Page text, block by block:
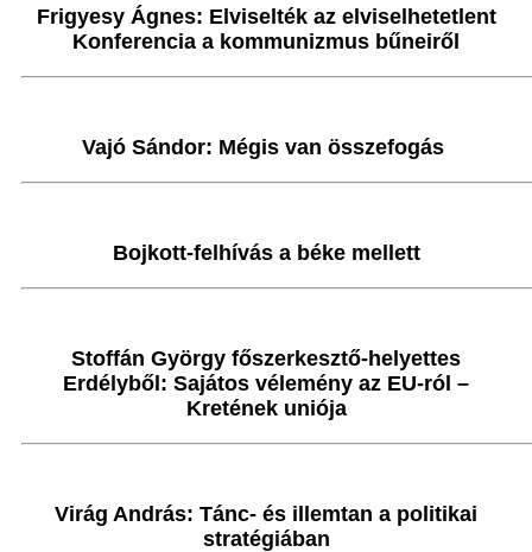
Frigyesy Ágnes: Elviselték az elviselhetetlent
Konferencia a kommunizmus bűneiről
Vajó Sándor: Mégis van összefogás
Bojkott-felhívás a béke mellett
Stoffán György főszerkesztő-helyettes
Erdélyből: Sajátos vélemény az EU-ról –
Kretének uniója
Virág András: Tánc- és illemtan a politikai
stratégiában